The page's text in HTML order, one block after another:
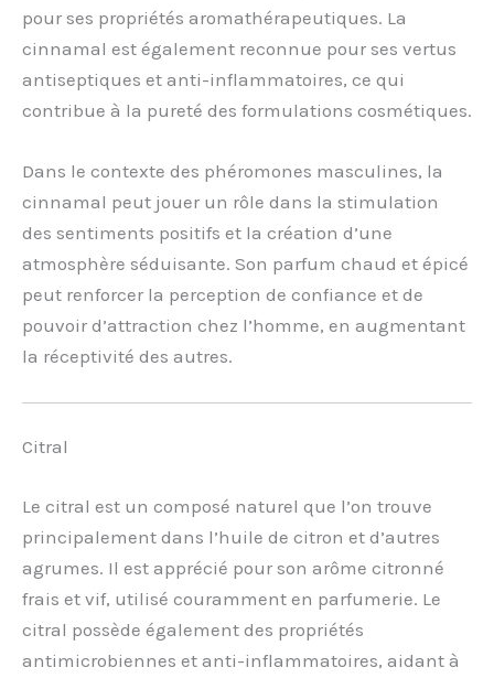
pour ses propriétés aromathérapeutiques. La
cinnamal est également reconnue pour ses vertus
antiseptiques et anti-inflammatoires, ce qui
contribue à la pureté des formulations cosmétiques.
Dans le contexte des phéromones masculines, la
cinnamal peut jouer un rôle dans la stimulation
des sentiments positifs et la création d’une
atmosphère séduisante. Son parfum chaud et épicé
peut renforcer la perception de confiance et de
pouvoir d’attraction chez l’homme, en augmentant
la réceptivité des autres.
Citral
Le citral est un composé naturel que l’on trouve
principalement dans l’huile de citron et d’autres
agrumes. Il est apprécié pour son arôme citronné
frais et vif, utilisé couramment en parfumerie. Le
citral possède également des propriétés
antimicrobiennes et anti-inflammatoires, aidant à